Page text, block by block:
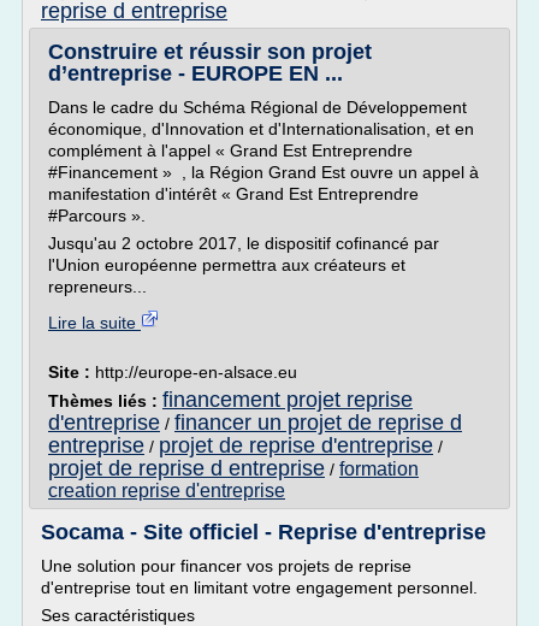
reprise d entreprise
Construire et réussir son projet
d’entreprise - EUROPE EN ...
Dans le cadre du Schéma Régional de Développement
économique, d'Innovation et d'Internationalisation, et en
complément à l'appel « Grand Est Entreprendre
#Financement » , la Région Grand Est ouvre un appel à
manifestation d'intérêt « Grand Est Entreprendre
#Parcours ».
Jusqu'au 2 octobre 2017, le dispositif cofinancé par
l'Union européenne permettra aux créateurs et
repreneurs...
Lire la suite
Site : http://europe-en-alsace.eu
Thèmes liés : financement projet reprise
d'entreprise / financer un projet de reprise d
entreprise / projet de reprise d'entreprise /
projet de reprise d entreprise / formation
creation reprise d'entreprise
Socama - Site officiel - Reprise d'entreprise
Une solution pour financer vos projets de reprise
d'entreprise tout en limitant votre engagement personnel.
Ses caractéristiques